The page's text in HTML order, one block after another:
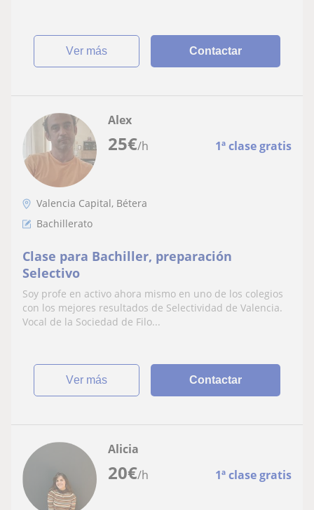
ver más Contactar
25€/h 1ª clase gratis
Alex
Valencia Capital, Bétera
Bachillerato
Clase para Bachiller, preparación
Selectivo
Soy profe en activo ahora mismo en uno de los colegios
con los mejores resultados de Selectividad de Valencia.
Vocal de la Sociedad de Filo...
ver más Contactar
20€/h 1ª clase gratis
Alicia